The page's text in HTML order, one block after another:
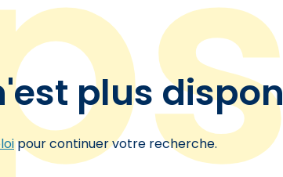
plus
pour continuer votre recherche.